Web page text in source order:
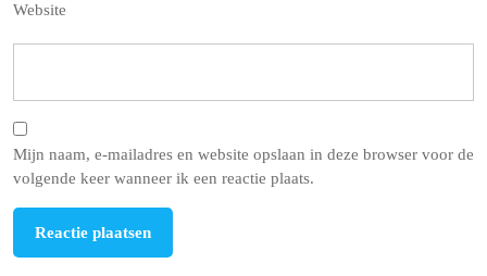
Website
Mijn naam, e-mailadres en website opslaan in deze browser voor de
volgende keer wanneer ik een reactie plaats.